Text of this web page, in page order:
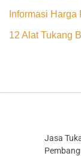
Informasi
12 Alat Tukang
Jasa